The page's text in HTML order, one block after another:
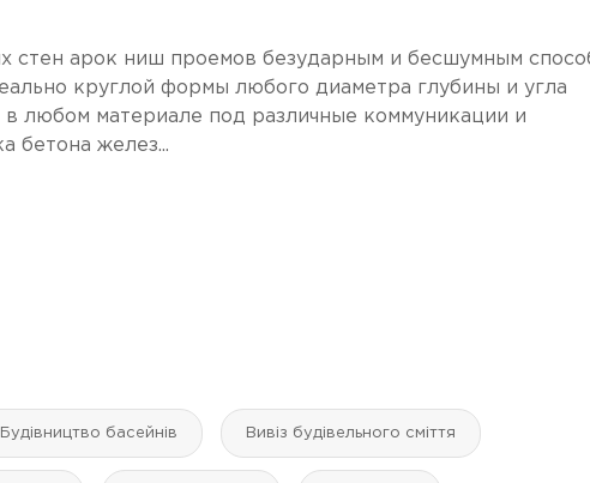
стен арок ниш проемов безударным и бесшумным
круглой формы любого диаметра глубины и угла
любом материале под различные коммуникации и
бетона желез...
Будівництво басейнів Вивіз будівельного сміття